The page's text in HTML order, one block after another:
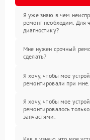
Я уже знаю в чем
ремонт необходим. Для
диагностику?
Мне нужен срочный
сделать?
Я хочу, чтобы мое
ремонтировали при мне.
Я хочу, чтобы мое
ремонтировалось
запчастями.